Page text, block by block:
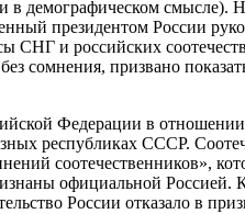
и в демографическом
президентом России
СНГ и российских
сомнения, призвано
Федерации в отношении
республиках СССР.
соотечественников»,
официальной Россией.
России отказало в